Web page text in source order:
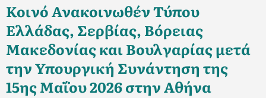
Κοινό Ανακοινωθέν Τύπου
Ελλάδας, Σερβίας, Βόρειας
Μακεδονίας και Βουλγαρίας μετά
την Υπουργική Συνάντηση της
15ης Μαΐου 2026 στην Αθήνα